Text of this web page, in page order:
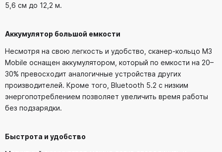
5,6 см до 12,2 м.
Аккумулятор большой емкости
Несмотря на свою легкость и удобство, сканер-кольцо M3
Mobile оснащен аккумулятором, который по емкости на 20–
30% превосходит аналогичные устройства других
производителей. Кроме того, Bluetooth 5.2 с низким
энергопотреблением позволяет увеличить время работы
без подзарядки.
Быстрота и удобство